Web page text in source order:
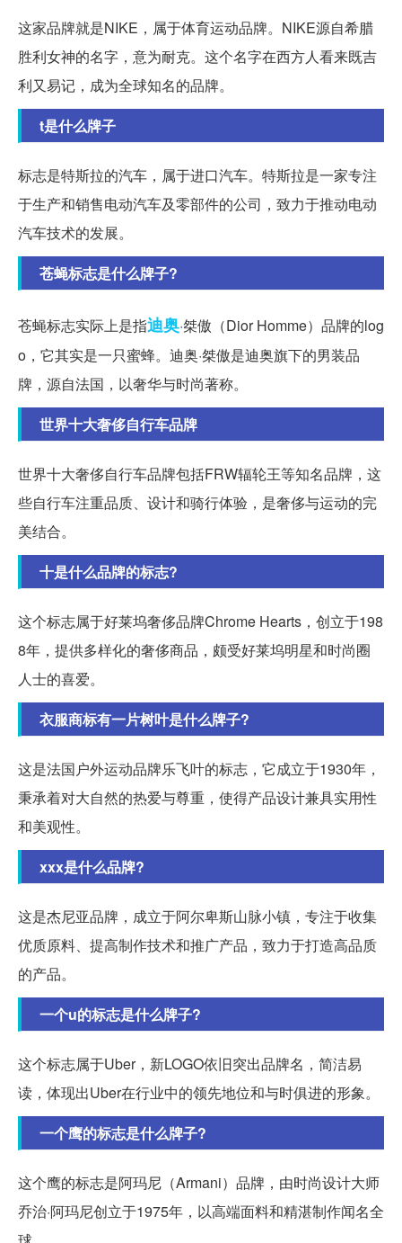
这家品牌就是NIKE，属于体育运动品牌。NIKE源自希腊
胜利女神的名字，意为耐克。这个名字在西方人看来既吉
利又易记，成为全球知名的品牌。
t是什么牌子
标志是特斯拉的汽车，属于进口汽车。特斯拉是一家专注
于生产和销售电动汽车及零部件的公司，致力于推动电动
汽车技术的发展。
苍蝇标志是什么牌子?
苍蝇标志实际上是指迪奥·桀傲（Dior Homme）品牌的log
o，它其实是一只蜜蜂。迪奥·桀傲是迪奥旗下的男装品
牌，源自法国，以奢华与时尚著称。
世界十大奢侈自行车品牌
世界十大奢侈自行车品牌包括FRW辐轮王等知名品牌，这
些自行车注重品质、设计和骑行体验，是奢侈与运动的完
美结合。
十是什么品牌的标志?
这个标志属于好莱坞奢侈品牌Chrome Hearts，创立于198
8年，提供多样化的奢侈商品，颇受好莱坞明星和时尚圈
人士的喜爱。
衣服商标有一片树叶是什么牌子?
这是法国户外运动品牌乐飞叶的标志，它成立于1930年，
秉承着对大自然的热爱与尊重，使得产品设计兼具实用性
和美观性。
xxx是什么品牌?
这是杰尼亚品牌，成立于阿尔卑斯山脉小镇，专注于收集
优质原料、提高制作技术和推广产品，致力于打造高品质
的产品。
一个u的标志是什么牌子?
这个标志属于Uber，新LOGO依旧突出品牌名，简洁易
读，体现出Uber在行业中的领先地位和与时俱进的形象。
一个鹰的标志是什么牌子?
这个鹰的标志是阿玛尼（Armani）品牌，由时尚设计大师
乔治·阿玛尼创立于1975年，以高端面料和精湛制作闻名全